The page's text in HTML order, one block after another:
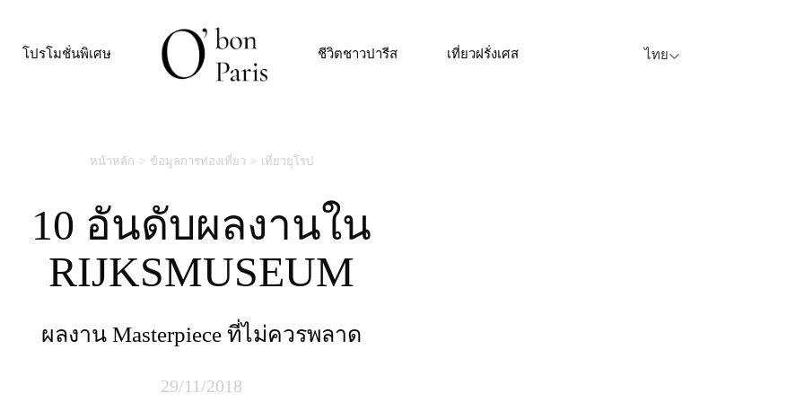
โปรโมชั่นพิเศษ ชีวิตชาวปารีส เที่ยวฝรั่งเศส ไทย
หน้าหลัก ข้อมูลการท่องเที่ยว เที่ยวยุโรป
10 อันดับผลงานใน
RIJKSMUSEUM
ผลงาน Masterpiece ที่ไม่ควรพลาด
29/11/2018